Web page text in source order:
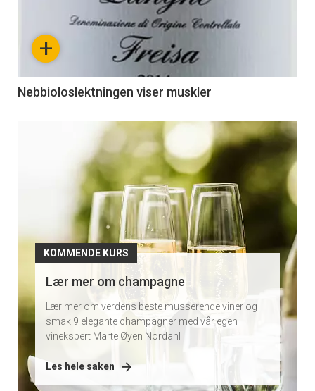
+
Nebbioloslektningen viser muskler
Kommende
KOMMENDE KURS
Lær mer om champagne
Lær mer om verdens beste musserende viner og
smak 9 elegante champagner med vår egen
vinekspert Marte Øyen Nordahl
Les hele saken